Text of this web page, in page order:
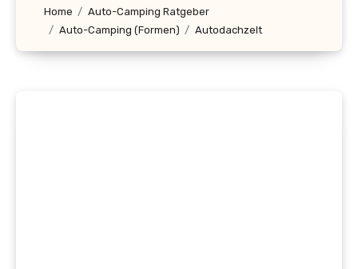
Home
Auto-Camping Ratgeber
Auto-Camping (Formen)
Autodachzelt